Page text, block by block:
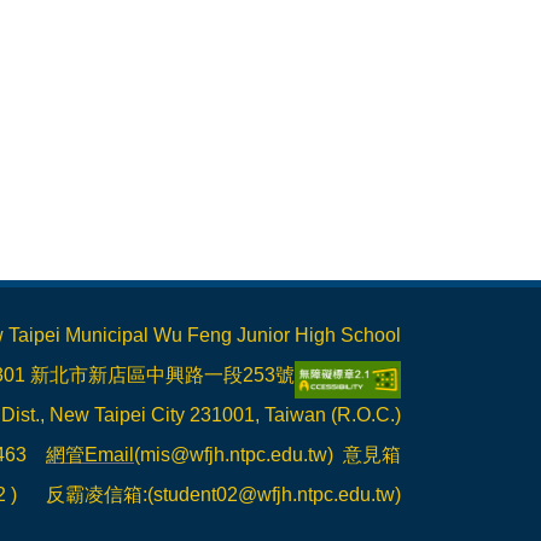
Municipal Wu Feng Junior High School
新北市新店區中興路一段253號
New Taipei City 231001, Taiwan (R.O.C.)
網管Email (mis@wfjh.ntpc.edu.tw) 意見箱
) 反霸凌信箱:(student02@wfjh.ntpc.edu.tw)